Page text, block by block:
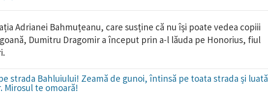
Adrianei Bahmuțeanu, care susține că nu își poate vedea copiii
Dumitru Dragomir a început prin a-l lăuda pe Honorius, fiul
strada Bahluiului! Zeamă de gunoi, întinsă pe toata strada și luată
Mirosul te omoară!